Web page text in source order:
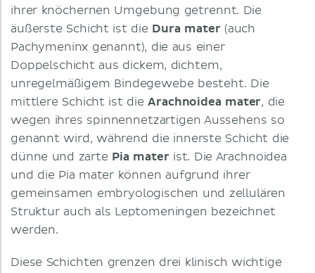
ihrer knöchernen Umgebung getrennt. Die
äußerste Schicht ist die Dura mater(auch
Pachymeninx genannt), die aus einer
Doppelschicht aus dickem, dichtem,
unregelmäßigem Bindegewebe besteht. Die
mittlere Schicht ist dieArachnoidea mater, die
wegen ihres spinnennetzartigen Aussehens so
genannt wird, während die innerste Schicht die
dünne und zarte Pia materist. Die Arachnoidea
und die Pia mater können aufgrund ihrer
gemeinsamen embryologischen und zellulären
Struktur auch als Leptomeningen bezeichnet
werden.
Diese Schichten grenzen drei klinisch wichtige